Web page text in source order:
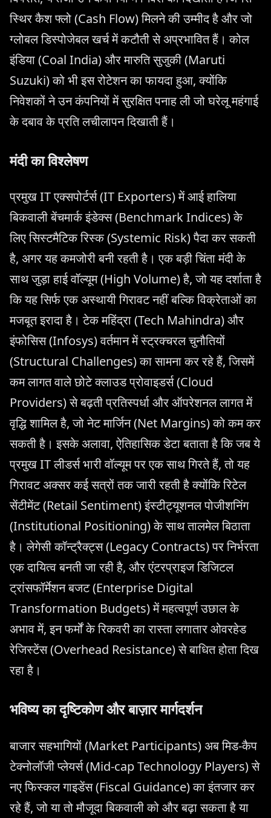
स्थिर कैश फ्लो (Cash Flow) मिलने की उम्मीद है और जो
ग्लोबल डिस्पोजेबल खर्च में कटौती से अप्रभावित हैं। कोल
इंडिया (Coal India) और मारुति सुजुकी (Maruti
Suzuki) को भी इस रोटेशन का फायदा हुआ, क्योंकि
निवेशकों ने उन कंपनियों में सुरक्षित पनाह ली जो घरेलू महंगाई
के दबाव के प्रति लचीलापन दिखाती हैं।
मंदी का विश्लेषण
प्रमुख IT एक्सपोर्टर्स (IT Exporters) में आई हालिया
बिकवाली बेंचमार्क इंडेक्स (Benchmark Indices) के
लिए सिस्टमैटिक रिस्क (Systemic Risk) पैदा कर सकती
है, अगर यह कमजोरी बनी रहती है। एक बड़ी चिंता मंदी के
साथ जुड़ा हाई वॉल्यूम (High Volume) है, जो यह दर्शाता है
कि यह सिर्फ एक अस्थायी गिरावट नहीं बल्कि विक्रेताओं का
मजबूत इरादा है। टेक महिंद्रा (Tech Mahindra) और
इंफोसिस (Infosys) वर्तमान में स्ट्रक्चरल चुनौतियों
(Structural Challenges) का सामना कर रहे हैं, जिसमें
कम लागत वाले छोटे क्लाउड प्रोवाइडर्स (Cloud
Providers) से बढ़ती प्रतिस्पर्धा और ऑपरेशनल लागत में
वृद्धि शामिल है, जो नेट मार्जिन (Net Margins) को कम कर
सकती है। इसके अलावा, ऐतिहासिक डेटा बताता है कि जब ये
प्रमुख IT लीडर्स भारी वॉल्यूम पर एक साथ गिरते हैं, तो यह
गिरावट अक्सर कई सत्रों तक जारी रहती है क्योंकि रिटेल
सेंटीमेंट (Retail Sentiment) इंस्टीट्यूशनल पोजीशनिंग
(Institutional Positioning) के साथ तालमेल बिठाता
है। लेगेसी कॉन्ट्रैक्ट्स (Legacy Contracts) पर निर्भरता
एक दायित्व बनती जा रही है, और एंटरप्राइज डिजिटल
ट्रांसफॉर्मेशन बजट (Enterprise Digital
Transformation Budgets) में महत्वपूर्ण उछाल के
अभाव में, इन फर्मों के रिकवरी का रास्ता लगातार ओवरहेड
रेजिस्टेंस (Overhead Resistance) से बाधित होता दिख
रहा है।
भविष्य का दृष्टिकोण और बाज़ार मार्गदर्शन
बाजार सहभागियों (Market Participants) अब मिड-कैप
टेक्नोलॉजी प्लेयर्स (Mid-cap Technology Players) से
नए फिस्कल गाइडेंस (Fiscal Guidance) का इंतजार कर
रहे हैं, जो या तो मौजूदा बिकवाली को और बढ़ा सकता है या